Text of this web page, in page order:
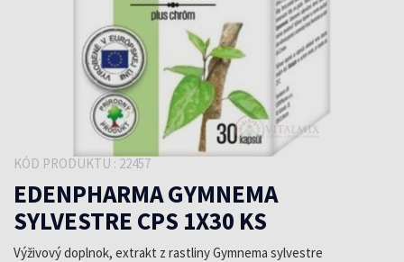
KÓD PRODUKTU : 22457
EDENPHARMA GYMNEMA
SYLVESTRE CPS 1X30 KS
Výživový doplnok, extrakt z rastliny Gymnema sylvestre